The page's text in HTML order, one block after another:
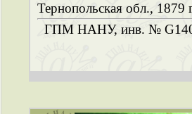
Тернопольская обл., 1879
ГПМ НАНУ, инв. №